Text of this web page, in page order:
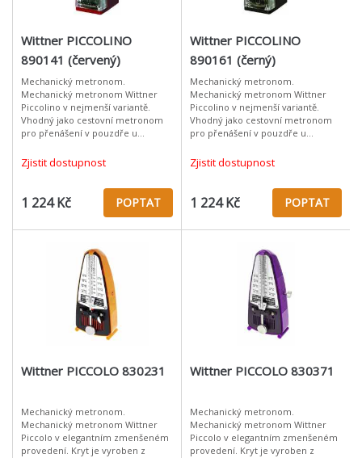
Wittner PICCOLINO
890141 (červený)
Mechanický metronom.
Mechanický metronom Wittner
Piccolino v nejmenší variantě.
Vhodný jako cestovní metronom
pro přenášení v pouzdře u
dostupného v několika barevných
variantách. Mat
Zjistit dostupnost
1 224 Kč POPTAT
Wittner PICCOLINO
890161 (černý)
Mechanický metronom.
Mechanický metronom Wittner
Piccolino v nejmenší variantě.
Vhodný jako cestovní metronom
pro přenášení v pouzdře u
dostupného v několika barevných
variantách. Mat
Zjistit dostupnost
1 224 Kč POPTAT
Wittner PICCOLO 830231
Mechanický metronom.
Mechanický metronom Wittner
Piccolo v elegantním zmenšeném
provedení. Kryt je vyroben z
Wittner PICCOLO 830371
Mechanický metronom.
Mechanický metronom Wittner
Piccolo v elegantním zmenšeném
provedení. Kryt je vyroben z